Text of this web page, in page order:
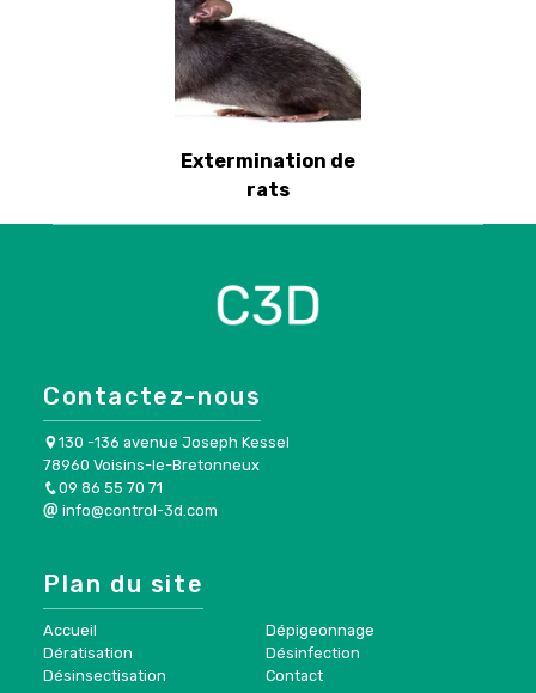
Extermination de
rats
Contactez-nous
130 -136 avenue Joseph Kessel
78960 Voisins-le-Bretonneux
09 86 55 70 71
info@control-3d.com
Plan du site
Accueil
Dératisation
Désinsectisation
Dépigeonnage
Désinfection
Contact